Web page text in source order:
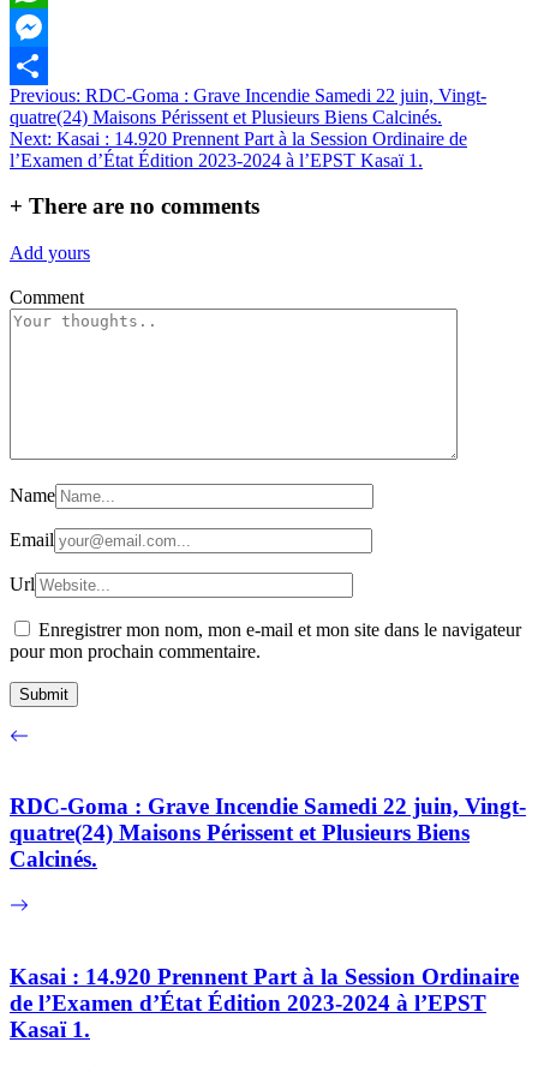
WhatsApp
Messenger
Partager
Navigation
de
l’article
Previous: RDC-Goma : Grave Incendie Samedi 22 juin, Vingt-
quatre(24) Maisons Périssent et Plusieurs Biens Calcinés.
Next: Kasai : 14.920 Prennent Part à la Session Ordinaire de
l’Examen d’État Édition 2023-2024 à l’EPST Kasaï 1.
+ There are no comments
Add yours
Comment
Name
Email
Url
Enregistrer mon nom, mon e-mail et mon site dans le navigateur
pour mon prochain commentaire.
RDC-Goma : Grave Incendie Samedi 22 juin, Vingt-
quatre(24) Maisons Périssent et Plusieurs Biens
Calcinés.
Kasai : 14.920 Prennent Part à la Session Ordinaire
de l’Examen d’État Édition 2023-2024 à l’EPST
Kasaï 1.